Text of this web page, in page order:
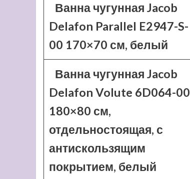
Ванна чугунная Jacob
Delafon Parallel E2947-S-
00 170×70 см, белый
Ванна чугунная Jacob
Delafon Volute 6D064-00
180×80 см,
отдельностоящая, с
антискользящим
покрытием, белый